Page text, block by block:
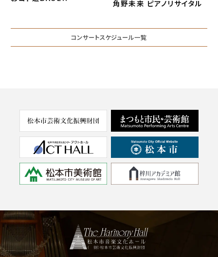
角野未来 ピアノリサイタル
コンサートスケジュール一覧